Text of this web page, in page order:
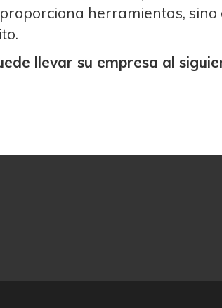
herramientas,
llevar su empresa al